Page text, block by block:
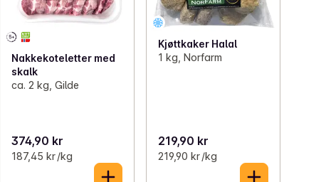
Nakkekoteletter med
skalk
ca. 2 kg, Gilde
374,90 kr
187,45 kr /kg
Kjøttkaker Halal
1 kg, Norfarm
219,90 kr
219,90 kr /kg